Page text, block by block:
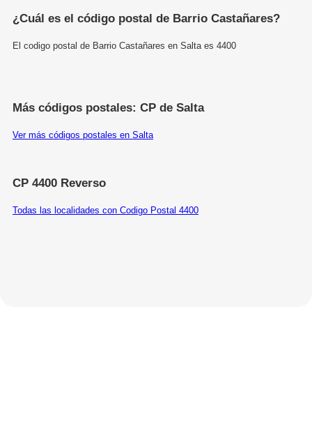
¿Cuál es el código postal de Barrio Castañares?
El codigo postal de Barrio Castañares en Salta es 4400
Más códigos postales: CP de Salta
Ver más códigos postales en Salta
CP 4400 Reverso
Todas las localidades con Codigo Postal 4400